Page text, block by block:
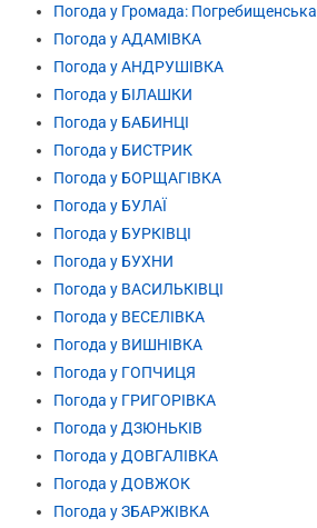
Погода у Громада: Погребищенська
Погода у АДАМІВКА
Погода у АНДРУШІВКА
Погода у БІЛАШКИ
Погода у БАБИНЦІ
Погода у БИСТРИК
Погода у БОРЩАГІВКА
Погода у БУЛАЇ
Погода у БУРКІВЦІ
Погода у БУХНИ
Погода у ВАСИЛЬКІВЦІ
Погода у ВЕСЕЛІВКА
Погода у ВИШНІВКА
Погода у ГОПЧИЦЯ
Погода у ГРИГОРІВКА
Погода у ДЗЮНЬКІВ
Погода у ДОВГАЛІВКА
Погода у ДОВЖОК
Погода у ЗБАРЖІВКА